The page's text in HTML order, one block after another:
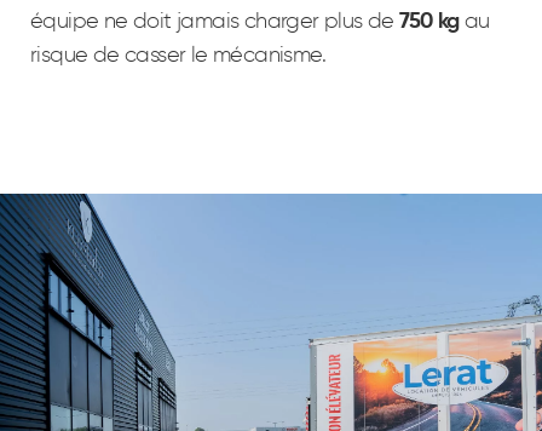
équipe ne doit jamais charger plus de750 kgau
risque de casser le mécanisme.